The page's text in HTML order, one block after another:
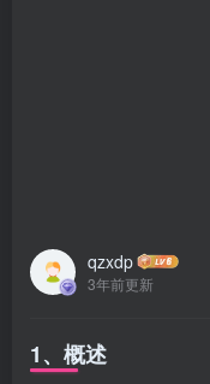
qzxdp
3年前更新
1、概述